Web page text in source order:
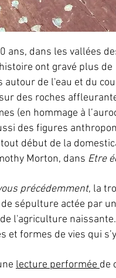
ans, dans les vallées
ont gravé plus
autour de l'eau et du
des roches
(en hommage à
des figures
début de la
Morton, dans Etre
précédemment, la
sépulture actée par
l'agriculture
et formes de vies qui
lecture performée de